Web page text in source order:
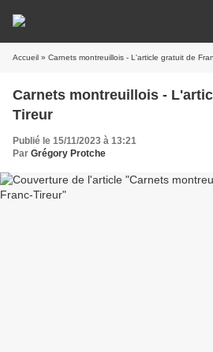
Accueil » Carnets montreuillois - L'article gratuit de
Carnets montreuillois -
Tireur
Publié le 15/11/2023 à 13:21
Par Grégory Protche